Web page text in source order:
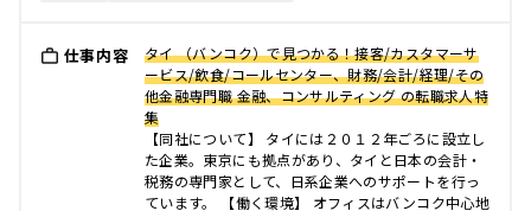
仕事内容
タイ （バンコク）で見つかる！接客/カスタマーサ
ービス/飲食/コールセンター、財務/会計/経理/その
他金融専門職 金融、コンサルティング の転職求人特
集
【同社について】 タイには２０１２年ごろに設立し
た企業。東京にも拠点があり、タイと日本の会計・
税務の専門家として、日系企業へのサポートを行っ
ています。 【働く環境】 オフィスはバンコク中心地